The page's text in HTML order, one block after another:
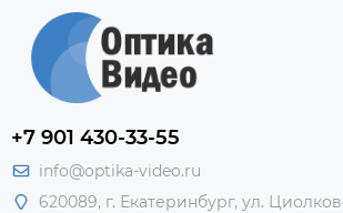
+7 901 430-33-55
info@optika-video.ru
620089, г. Екатеринбург, ул.